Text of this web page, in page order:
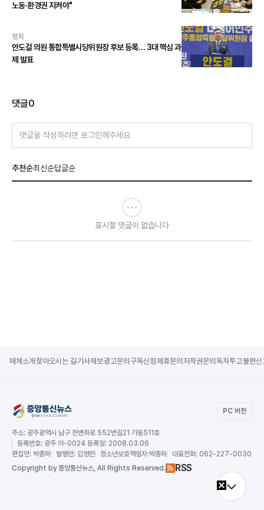
노동·환경권 지켜야"
정치
안도걸 의원 통합특별시당위원장 후보 등록… 3대 핵심 과
제 발표
댓글0
댓글을 작성하려면 로그인해주세요
추천순최신순답글순
표시할 댓글이 없습니다
매체소개 찾아오시는 길기사제보광고문의 구독신청제휴문의 저작권문의 독자투고불편신
PC 버전
주소: 광주광역시 남구 천변좌로 552번길21 가동511호
등록번호: 광주 아-0024 등록일: 2008.03.06
편집인: 박종하 발행인: 김영란 청소년보호책임자:박종하 대표전화: 062-227-0030
Copyright by 중앙통신뉴스, All Rights Reserved. RSS